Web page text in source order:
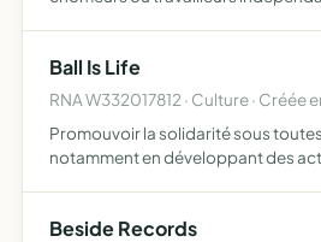
l'associati…
Ball Is Life
RNA W332017812 · Culture · Créée
Promouvoir la solidarité sous
notamment en développant des
Beside Records